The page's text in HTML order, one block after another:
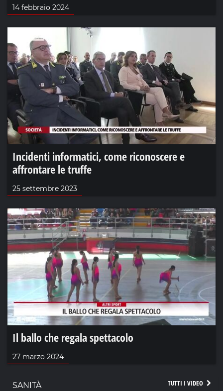
14 febbraio 2024
Incidenti informatici, come riconoscere e
affrontare le truffe
25 settembre 2023
Il ballo che regala spettacolo
27 marzo 2024
TUTTI I VIDEO
SANITÀ